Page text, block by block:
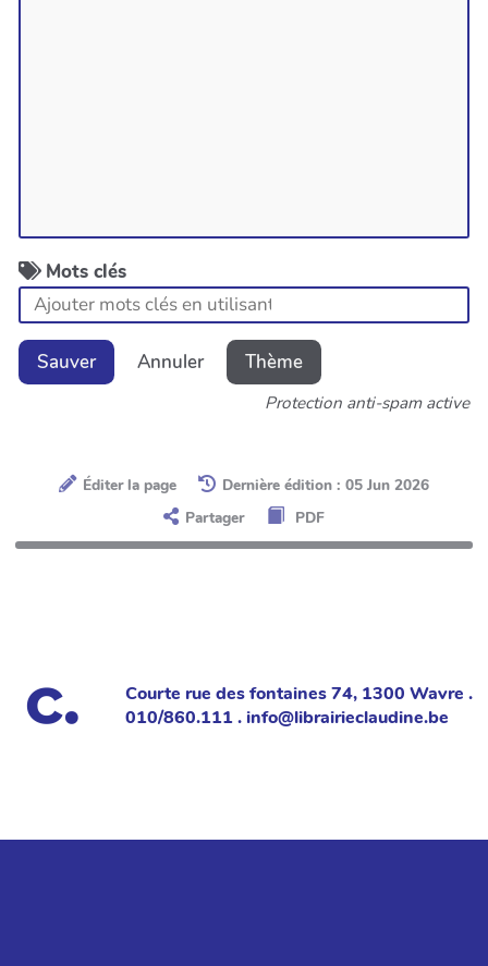
Mots clés
Sauver Annuler Thème
Protection anti-spam active
Éditer la page
Dernière édition : 05 Jun 2026
Partager
PDF
Courte rue des fontaines 74, 1300 Wavre .
010/860.111 . info@librairieclaudine.be